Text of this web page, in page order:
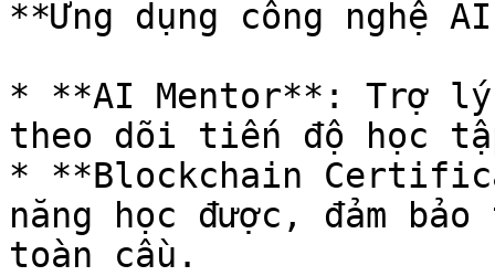
**Ứng dụng công nghệ
* **AI Mentor**: Trợ lý
theo dõi tiến độ học
* **Blockchain
năng học được, đảm
toàn cầu.